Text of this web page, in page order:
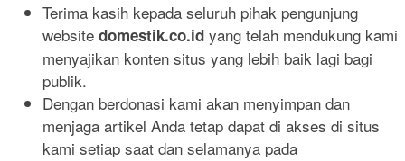
Terima kasih kepada seluruh pihak pengunjung
website domestik.co.id yang telah mendukung kami
menyajikan konten situs yang lebih baik lagi bagi
publik.
Dengan berdonasi kami akan menyimpan dan
menjaga artikel Anda tetap dapat di akses di situs
kami setiap saat dan selamanya pada